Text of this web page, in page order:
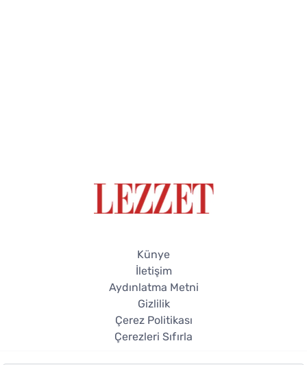
Künye
İletişim
Aydınlatma Metni
Gizlilik
Çerez Politikası
Çerezleri Sıfırla